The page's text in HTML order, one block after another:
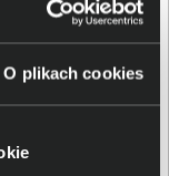
O plikach cookies